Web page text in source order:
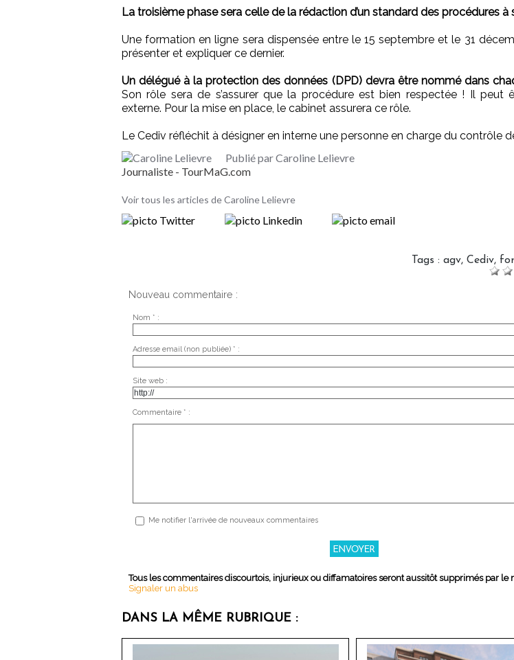
La troisième phase sera celle de la rédaction d’un standard des procédures à
Une formation en ligne sera dispensée entre le 15 septembre et le 31
présenter et expliquer ce dernier.
Un délégué à la protection des données (DPD) devra être nommé dans
Son rôle sera de s’assurer que la procédure est bien respectée ! Il peut
externe. Pour la mise en place, le cabinet assurera ce rôle.
Le Cediv réfléchit à désigner en interne une personne en charge du contrôle
Publié par Caroline Lelievre
Journaliste - TourMaG.com
Voir tous les articles de Caroline Lelievre
Tags : agv, Cediv,
Nouveau commentaire :
Nom * :
Adresse email (non publiée) * :
Site web :
Commentaire * :
Me notifier l'arrivée de nouveaux commentaires
Tous les commentaires discourtois, injurieux ou diffamatoires seront aussitôt supprimés par le
Signaler un abus
DANS LA MÊME RUBRIQUE :